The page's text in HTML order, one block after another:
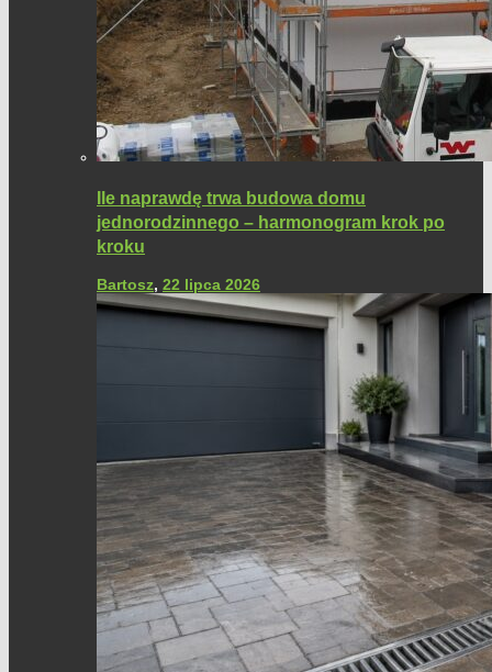
Ile naprawdę trwa budowa domu
jednorodzinnego – harmonogram krok po
kroku
Bartosz, 22 lipca 2026